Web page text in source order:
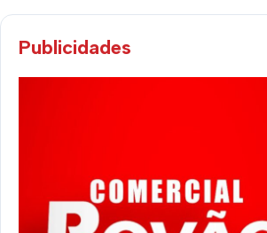
Publicidades